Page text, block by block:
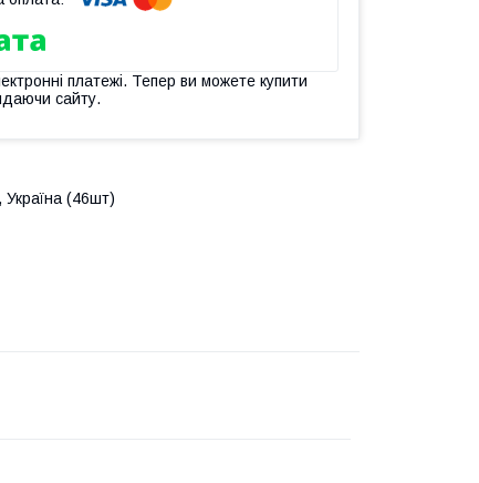
платежі. Тепер ви можете купити
сайту.
(46шт)